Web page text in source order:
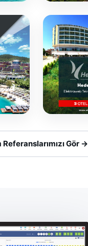
Referanslarımızı Gör →